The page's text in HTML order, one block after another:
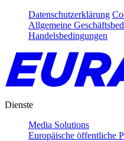
Datenschutzerklärung
Allgemeine
Handelsbedingungen
Dienste
Media Solutions
Europäische öffentliche